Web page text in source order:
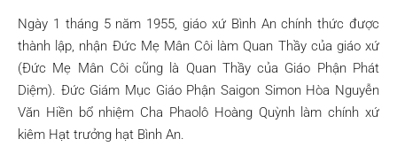
Ngày 1 tháng 5 năm 1955, giáo xứ Bình An chính thức được
thành lập, nhận Đức Mẹ Mân Côi làm Quan Thầy của giáo xứ
(Đức Mẹ Mân Côi cũng là Quan Thầy của Giáo Phận Phát
Diệm). Đức Giám Mục Giáo Phận Saigon Simon Hòa Nguyễn
Văn Hiền bổ nhiệm Cha Phaolô Hoàng Quỳnh làm chính xứ
kiêm Hạt trưởng hạt Bình An.